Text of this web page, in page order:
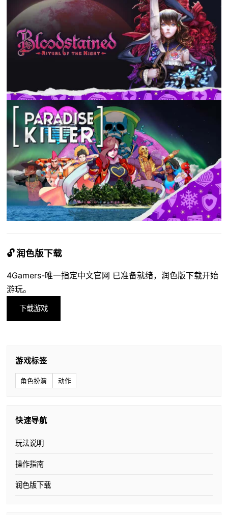
🔓 润色版下载
4Gamers-唯一指定中文官网 已准备就绪，润色版下载开始
游玩。
下载游戏
游戏标签
角色扮演 动作
快速导航
玩法说明
操作指南
润色版下载